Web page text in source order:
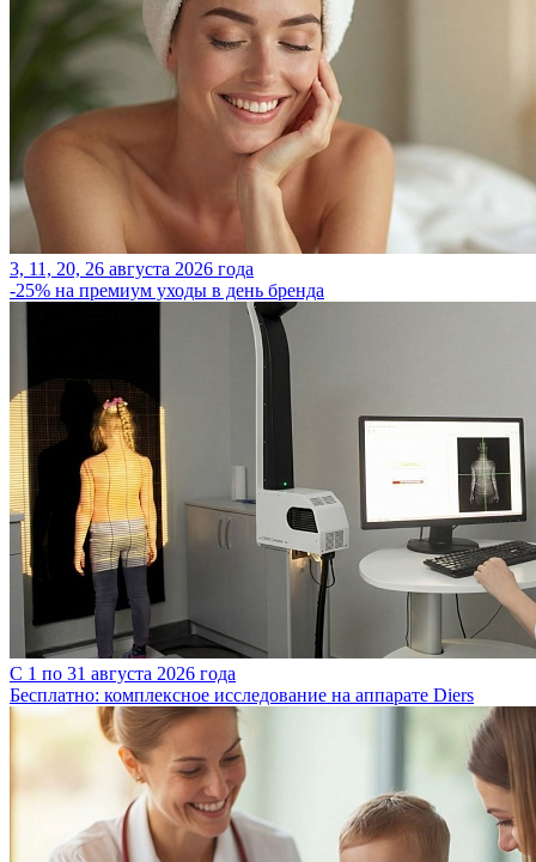
3, 11, 20, 26 августа 2026 года
-25% на премиум уходы в день бренда
C 1 по 31 августа 2026 года
Бесплатно: комплексное исследование на аппарате Diers